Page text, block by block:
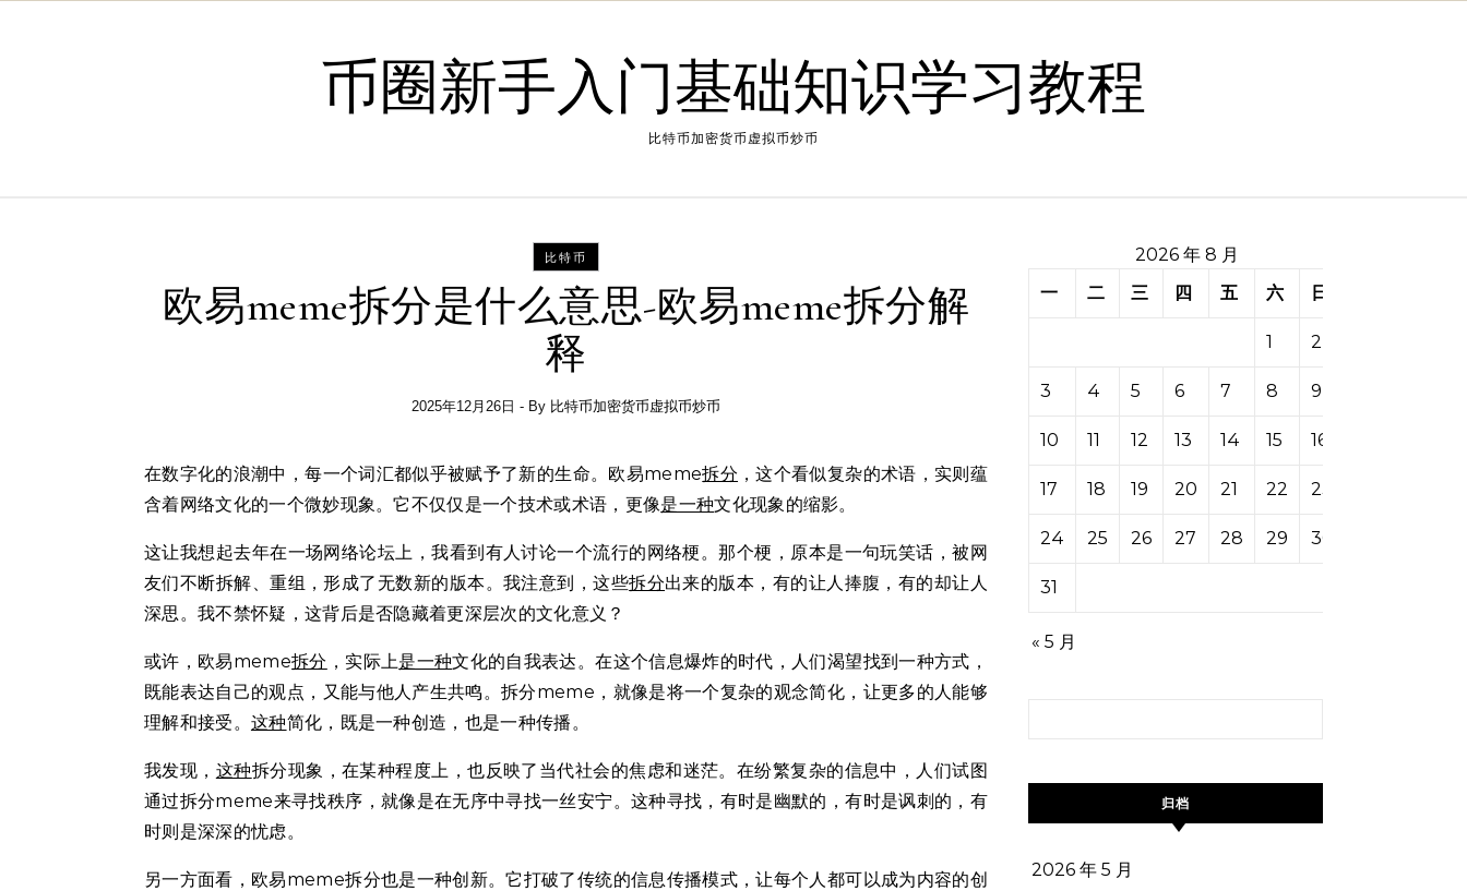
币圈新手入门基础知识学习教程
比特币加密货币虚拟币炒币
比特币
欧易meme拆分是什么意思-欧易meme拆分解
释
2025年12月26日 - By 比特币加密货币虚拟币炒币
在数字化的浪潮中，每一个词汇都似乎被赋予了新的生命。欧易meme拆分 ，这个看似复杂的术语，实则蕴
含着网络文化的一个微妙现象。它不仅仅是一个技术或术语，更像是一种文化现象的缩影。
这让我想起去年在一场网络论坛上，我看到有人讨论一个流行的网络梗。那个梗，原本是一句玩笑话，被网
友们不断拆解、重组，形成了无数新的版本。我注意到，这些拆分出来的版本，有的让人捧腹，有的却让人
深思。我不禁怀疑，这背后是否隐藏着更深层次的文化意义？
或许，欧易meme拆分 ，实际上是一种文化的自我表达。在这个信息爆炸的时代，人们渴望找到一种方式，
既能表达自己的观点，又能与他人产生共鸣。拆分meme，就像是将一个复杂的观念简化，让更多的人能够
理解和接受。 这种简化，既是一种创造，也是一种传播。
我发现， 这种拆分现象，在某种程度上，也反映了当代社会的焦虑和迷茫。在纷繁复杂的信息中，人们试图
通过拆分meme来寻找秩序，就像是在无序中寻找一丝安宁。这种寻找，有时是幽默的，有时是讽刺的，有
时则是深深的忧虑。
另一方面看，欧易meme拆分也是一种创新。它打破了传统的信息传播模式，让每个人都可以成为内容的创
2026 年 8 月
一
二 三 四 五 六 日
1 2
3 4 5 6 7 8 9
10 11 12 13 14 15 16
17 18 19 20 21 22 23
24 25 26 27 28 29 30
31
« 5 月
归档
2026 年 5 月